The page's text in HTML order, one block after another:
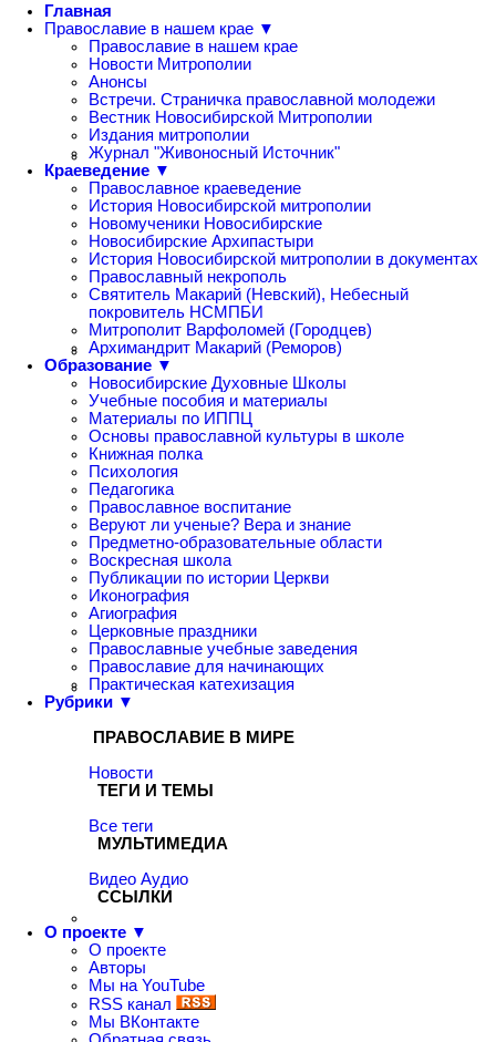
Главная
Православие в нашем крае ▼
Православие в нашем крае
Новости Митрополии
Анонсы
Встречи. Страничка православной молодежи
Вестник Новосибирской Митрополии
Издания митрополии
Журнал "Живоносный Источник"
Краеведение ▼
Православное краеведение
История Новосибирской митрополии
Новомученики Новосибирские
Новосибирские Архипастыри
История Новосибирской митрополии в документах
Православный некрополь
Святитель Макарий (Невский), Небесный
покровитель НСМПБИ
Митрополит Варфоломей (Городцев)
Архимандрит Макарий (Реморов)
Образование ▼
Новосибирские Духовные Школы
Учебные пособия и материалы
Материалы по ИППЦ
Основы православной культуры в школе
Книжная полка
Психология
Педагогика
Православное воспитание
Веруют ли ученые? Вера и знание
Предметно-образовательные области
Воскресная школа
Публикации по истории Церкви
Иконография
Агиография
Церковные праздники
Православные учебные заведения
Православие для начинающих
Практическая катехизация
Рубрики ▼
ПРАВОСЛАВИЕ В МИРЕ
Новости
ТЕГИ И ТЕМЫ
Все теги
МУЛЬТИМЕДИА
Видео Аудио
ССЫЛКИ
О проекте ▼
О проекте
Авторы
Мы на YouTube
RSS канал
Мы ВКонтакте